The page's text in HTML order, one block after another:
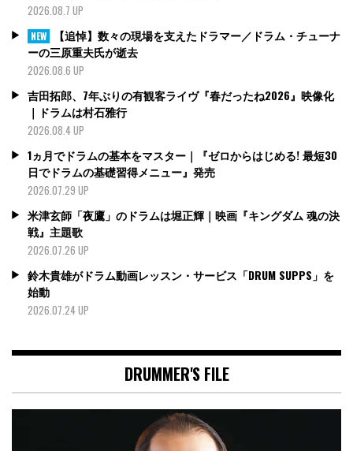
2026.08.7 UP
NEW
【追悼】数々の現場を支えたドラマー／ドラム・チューナ
ーの三原重夫氏が逝去
2026.08.6 UP
吉田拓郎、7年ぶりの有観客ライヴ『春だったね2026』映像化
｜ドラムは村石雅行
2026.08.4 UP
1ヵ月でドラムの基本をマスター｜『ゼロからはじめる! 最短30
日でドラムの基礎習得メニュー』発売
2026.07.29 UP
米津玄師「夜鷹」のドラムは堀正輝｜映画『キングダム 魂の決
戦』主題歌
2026.07.26 UP
鈴木貴雄がドラム動画レッスン・サービス「DRUM SUPPS」を
始動
2026.07.24 UP
DRUMMER'S FILE